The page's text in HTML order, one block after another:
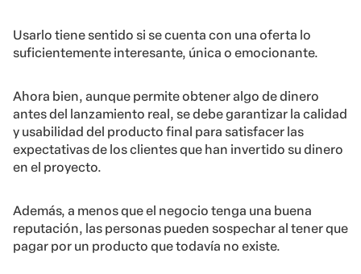
Usarlo tiene sentido si se cuenta con una oferta lo
suficientemente interesante, única o emocionante.
Ahora bien, aunque permite obtener algo de dinero
antes del lanzamiento real, se debe garantizar la calidad
y usabilidad del producto final para satisfacer las
expectativas de los clientes que han invertido su dinero
en el proyecto.
Además, a menos que el negocio tenga una buena
reputación, las personas pueden sospechar al tener que
pagar por un producto que todavía no existe.